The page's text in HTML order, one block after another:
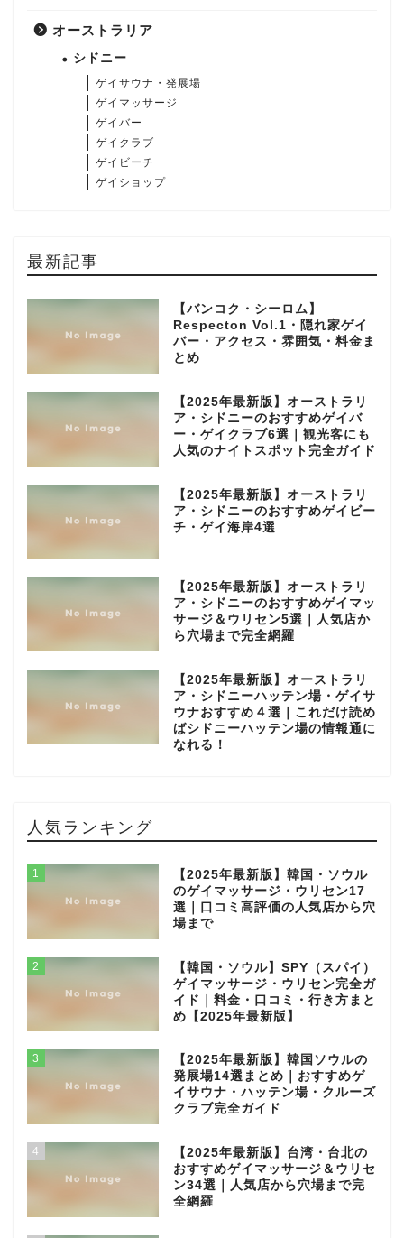
オーストラリア
シドニー
ゲイサウナ・発展場
ゲイマッサージ
ゲイバー
ゲイクラブ
ゲイビーチ
ゲイショップ
最新記事
【バンコク・シーロム】
Respecton Vol.1・隠れ家ゲイ
バー・アクセス・雰囲気・料金ま
とめ
【2025年最新版】オーストラリ
ア・シドニーのおすすめゲイバ
ー・ゲイクラブ6選｜観光客にも
人気のナイトスポット完全ガイド
【2025年最新版】オーストラリ
ア・シドニーのおすすめゲイビー
チ・ゲイ海岸4選
【2025年最新版】オーストラリ
ア・シドニーのおすすめゲイマッ
サージ＆ウリセン5選｜人気店か
ら穴場まで完全網羅
【2025年最新版】オーストラリ
ア・シドニーハッテン場・ゲイサ
ウナおすすめ４選｜これだけ読め
ばシドニーハッテン場の情報通に
なれる！
人気ランキング
1
【2025年最新版】韓国・ソウル
のゲイマッサージ・ウリセン17
選｜口コミ高評価の人気店から穴
場まで
2
【韓国・ソウル】SPY（スパイ）
ゲイマッサージ・ウリセン完全ガ
イド｜料金・口コミ・行き方まと
め【2025年最新版】
3
【2025年最新版】韓国ソウルの
発展場14選まとめ｜おすすめゲ
イサウナ・ハッテン場・クルーズ
クラブ完全ガイド
4
【2025年最新版】台湾・台北の
おすすめゲイマッサージ＆ウリセ
ン34選｜人気店から穴場まで完
全網羅